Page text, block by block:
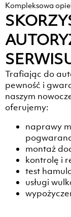
Kompleksowa
Trafiając do
pewność i
naszym
oferujemy:
naprawy
montaż
kontrolę i
test
usługi